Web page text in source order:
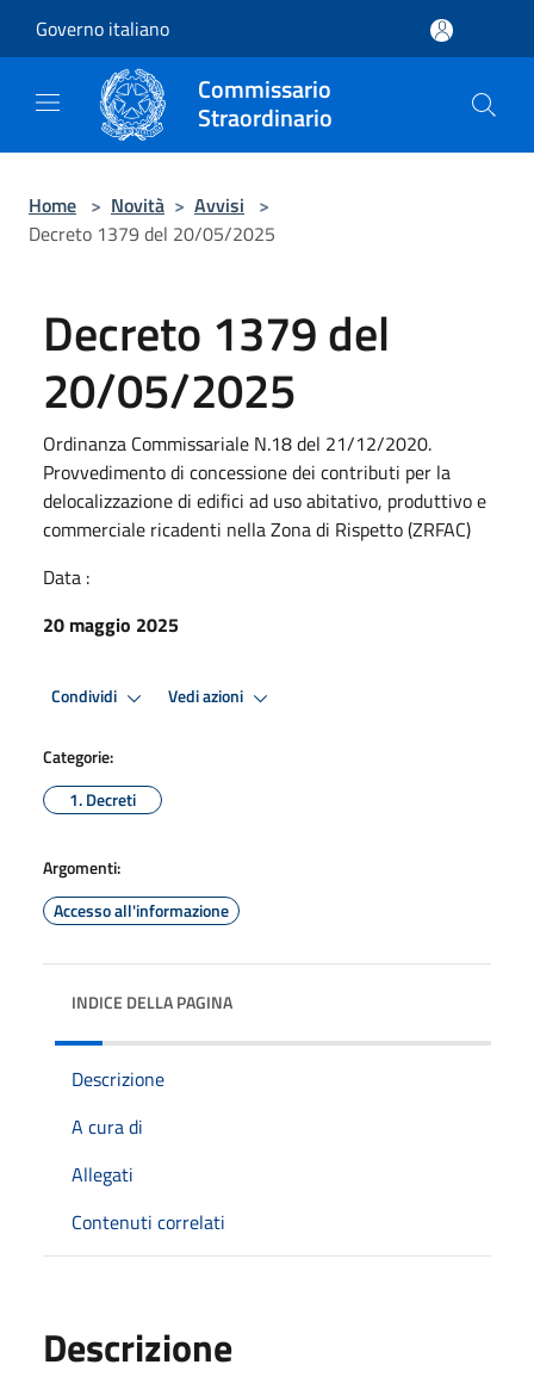
Governo italiano
Commissario
Straordinario
Home > Novità > Avvisi >
Decreto 1379 del 20/05/2025
Decreto 1379 del
20/05/2025
Ordinanza Commissariale N.18 del 21/12/2020.
Provvedimento di concessione dei contributi per la
delocalizzazione di edifici ad uso abitativo, produttivo e
commerciale ricadenti nella Zona di Rispetto (ZRFAC)
Data :
20 maggio 2025
Condividi Vedi azioni
Categorie:
1. Decreti
Argomenti:
Accesso all'informazione
INDICE DELLA PAGINA
Descrizione
A cura di
Allegati
Contenuti correlati
Descrizione